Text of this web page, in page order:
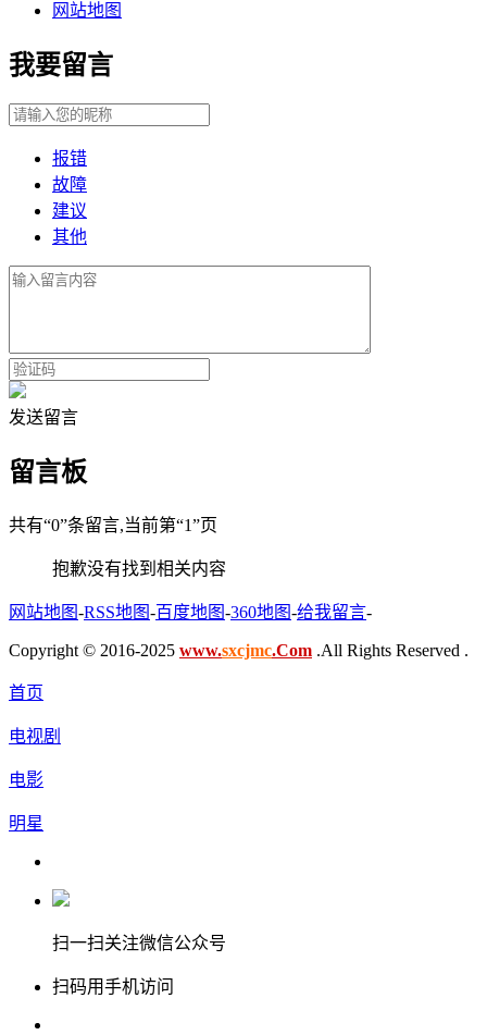
网站地图
我要留言
报错
故障
建议
其他
发送留言
留言板
共有“0”条留言,当前第“1”页
抱歉没有找到相关内容
网站地图-RSS地图-百度地图-360地图-给我留言-
Copyright © 2016-2025 www.sxcjmc.Com .All Rights Reserved .
首页
电视剧
电影
明星
扫一扫关注微信公众号
扫码用手机访问